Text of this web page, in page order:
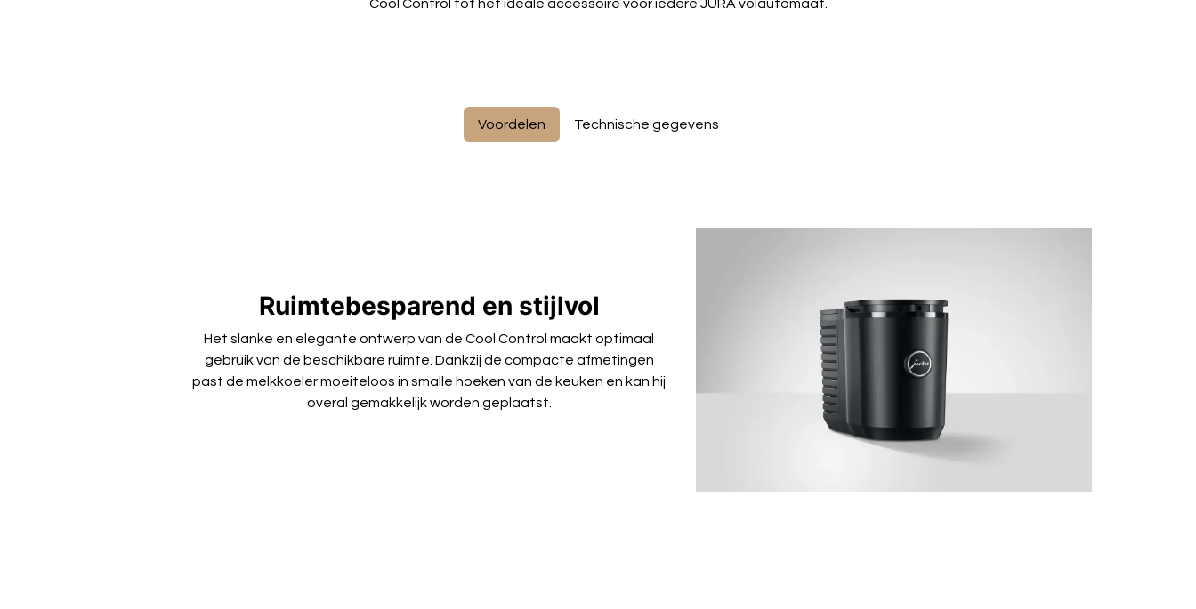
Cool Control tot het ideale accessoire voor iedere JURA volautomaat.
Voordelen Technische gegevens
Ruimtebesparend en stijlvol
Het slanke en elegante ontwerp van de Cool Control maakt optimaal
gebruik van de beschikbare ruimte. Dankzij de compacte afmetingen
past de melkkoeler moeiteloos in smalle hoeken van de keuken en kan hij
overal gemakkelijk worden geplaatst.